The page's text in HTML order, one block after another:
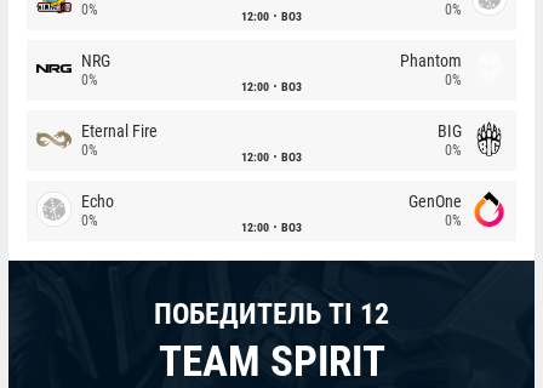
0% 12:00 BO3 0%
NRG
0% 12:00 BO3
Phantom
0%
Eternal Fire
0% 12:00 BO3
BIG
0%
Echo
0% 12:00 BO3
GenOne
0%
ПОБЕДИТЕЛЬ TI 12
TEAM SPIRIT